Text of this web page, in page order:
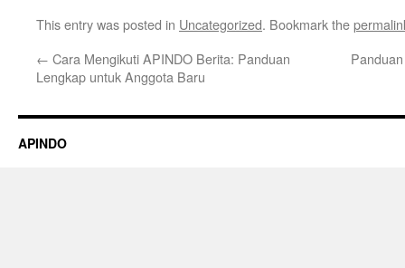
This entry was posted in Uncategorized. Bookmark the
← Cara Mengikuti APINDO Berita: Panduan
Lengkap untuk Anggota Baru
APINDO